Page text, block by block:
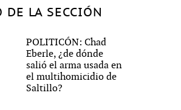
DE LA SECCIÓN
POLITICÓN: Chad
Eberle, ¿de dónde
salió el arma usada en
el multihomicidio de
Saltillo?